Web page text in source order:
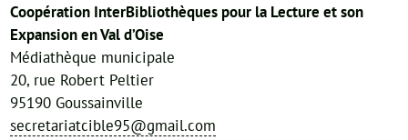
Coopération InterBibliothèques pour la Lecture et son
Expansion en Val d’Oise
Médiathèque municipale
20, rue Robert Peltier
95190 Goussainville
secretariatcible95@gmail.com